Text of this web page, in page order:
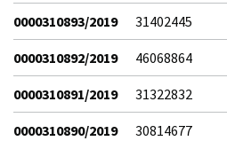
0000310893/2019 31402445
0000310892/2019 46068864
0000310891/2019 31322832
0000310890/2019 30814677